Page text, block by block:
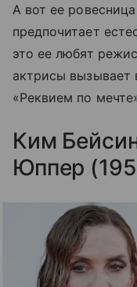
А вот ее ровесница
предпочитает
это ее любят
актрисы вызывает
«Реквием по
Ким
Юппер